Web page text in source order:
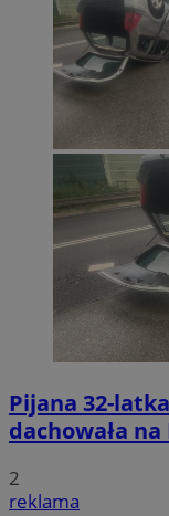
Pijana 32-
dachowała na
2
reklama